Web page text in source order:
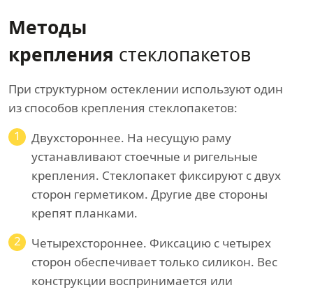
Методы
крепления стеклопакетов
При структурном остеклении используют один
из способов крепления стеклопакетов:
1
Двухстороннее. На несущую раму
устанавливают стоечные и ригельные
крепления. Стеклопакет фиксируют с двух
сторон герметиком. Другие две стороны
крепят планками.
2
Четырехстороннее. Фиксацию с четырех
сторон обеспечивает только силикон. Вес
конструкции воспринимается или